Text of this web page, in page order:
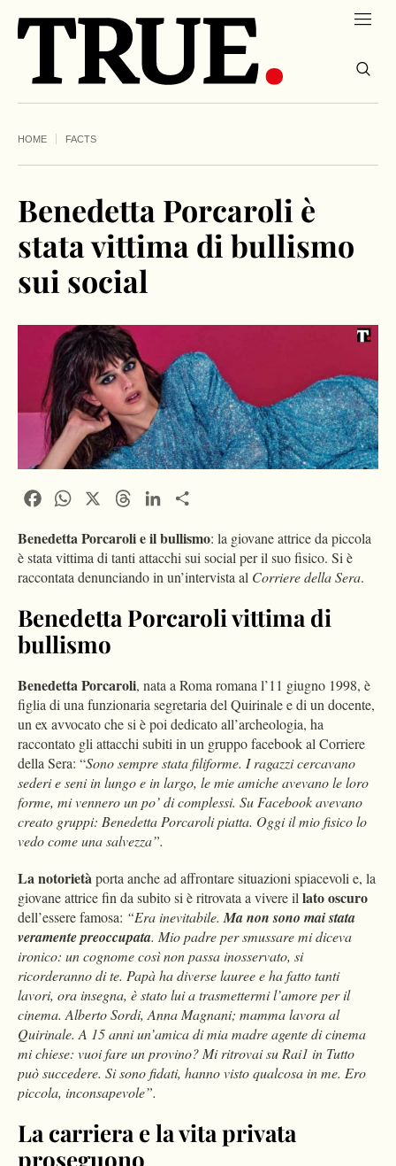
HOME FACTS
Benedetta Porcaroli è
stata vittima di bullismo
sui social
FacebookWhatsApp ThreadsLinkedIn
Benedetta Porcaroli e il bullismo: la giovane attrice da piccola
è stata vittima di tanti attacchi sui social per il suo fisico. Si è
raccontata denunciando in un’intervista al Corriere della Sera.
Benedetta Porcaroli vittima di
bullismo
Benedetta Porcaroli, nata a Roma romana l’11 giugno 1998, è
figlia di una funzionaria segretaria del Quirinale e di un docente,
un ex avvocato che si è poi dedicato all’archeologia, ha
raccontato gli attacchi subiti in un gruppo facebook al Corriere
della Sera: “Sono sempre stata filiforme. I ragazzi cercavano
sederi e seni in lungo e in largo, le mie amiche avevano le loro
forme, mi vennero un po’ di complessi. Su Facebook avevano
creato gruppi: Benedetta Porcaroli piatta. Oggi il mio fisico lo
vedo come una salvezza”.
La notorietà porta anche ad affrontare situazioni spiacevoli e, la
giovane attrice fin da subito si è ritrovata a vivere il lato oscuro
dell’essere famosa: “Era inevitabile. Ma non sono mai stata
veramente preoccupata. Mio padre per smussare mi diceva
ironico: un cognome così non passa inosservato, si
ricorderanno di te. Papà ha diverse lauree e ha fatto tanti
lavori, ora insegna, è stato lui a trasmettermi l’amore per il
cinema. Alberto Sordi, Anna Magnani; mamma lavora al
Quirinale. A 15 anni un’amica di mia madre agente di cinema
mi chiese: vuoi fare un provino? Mi ritrovai su Rai1 in Tutto
può succedere. Si sono fidati, hanno visto qualcosa in me. Ero
piccola, inconsapevole”.
La carriera e la vita privata
proseguono